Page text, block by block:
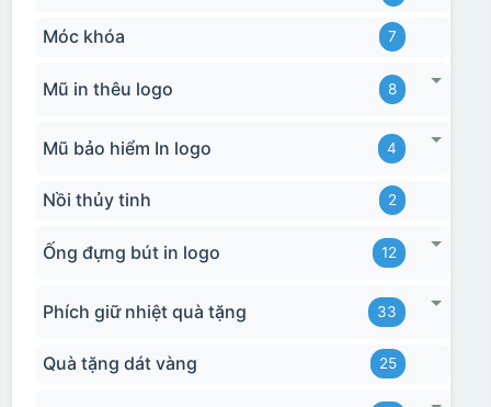
Móc khóa 7
Mũ in thêu logo 8
Mũ bảo hiểm In logo 4
Nồi thủy tinh 2
Ống đựng bút in logo 12
Phích giữ nhiệt quà tặng 33
Quà tặng dát vàng 25